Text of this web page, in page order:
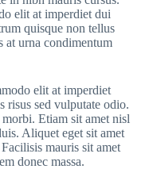
elit at imperdiet dui
quisque non tellus
at urna condimentum
elit at imperdiet
risus sed vulputate odio.
Etiam sit amet nisl
Aliquet eget sit amet
mauris sit amet
donec massa.